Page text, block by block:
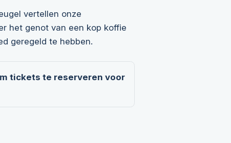
vertellen onze
het genot van een kop koffie
geregeld te hebben.
tickets te reserveren voor